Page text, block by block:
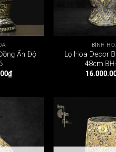
Ấn Độ
₫
BÌNH
Lọ Hoa Decor
48cm